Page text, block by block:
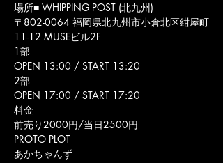
場所■ WHIPPING POST (北九州)
〒802-0064 福岡県北九州市小倉北区紺屋町
11-12 MUSEビル2F
1部
OPEN 13:00 / START 13:20
2部
OPEN 17:00 / START 17:20
料金
前売り2000円/当日2500円
PROTO PLOT
あかちゃんず